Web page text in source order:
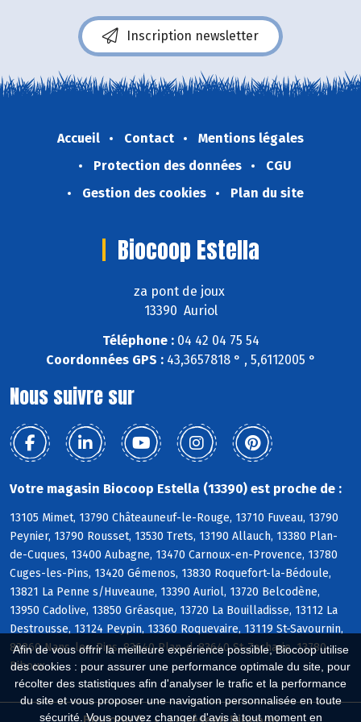
Afin de vous offrir la meilleure expérience possible, Biocoop utilise
des cookies : pour assurer une performance optimale du site, pour
récolter des statistiques afin d'analyser le trafic et la performance
du site et vous proposer une navigation personnalisée en toute
sécurité. Vous pouvez changer d'avis à tout moment en
Inscription newsletter
Accueil Contact
Mentions légales
Protection des données
CGU
Gestion des cookies
Plan du site
Biocoop Estella
za pont de joux
13390 Auriol
Téléphone :04 42 04 75 54
Coordonnées GPS :43,3657818 ° , 5,6112005 °
Nous suivre sur
Votre magasin Biocoop Estella (13390) est proche de :
13105 Mimet, 13790 Châteauneuf-le-Rouge, 13710 Fuveau, 13790
Peynier, 13790 Rousset, 13530 Trets, 13190 Allauch, 13380 Plan-
de-Cuques, 13400 Aubagne, 13470 Carnoux-en-Provence, 13780
Cuges-les-Pins, 13420 Gémenos, 13830 Roquefort-la-Bédoule,
13821 La Penne s/Huveaune, 13390 Auriol, 13720 Belcodène,
13950 Cadolive, 13850 Gréasque, 13720 La Bouilladisse, 13112 La
Destrousse, 13124 Peypin, 13360 Roquevaire, 13119 St-Savournin,
83860 Nans-les-Pins, 83640 Plan-d, 83640 St-Zacharie, 13780
Riboux